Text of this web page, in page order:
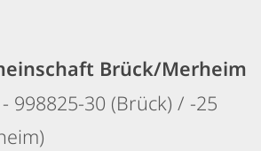
Brück/Merheim
998825-30 (Brück) / -25